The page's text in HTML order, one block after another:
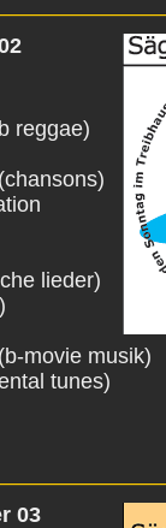
reggae)
lieder)
movie musik)
tunes)
03